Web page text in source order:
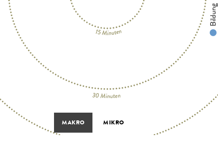
Bildung
MAKRO MIKRO